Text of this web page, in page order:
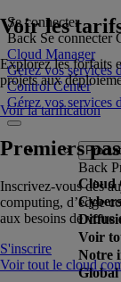
Se connecter
Back Se connecter
Cloud Manager
Gérez vos services
Control Center
Gérez vos services
Back
Cloud
Voir
Notre
Global
Voir les
Explorez les forfaits
projets aux
Voir la tarification
Premiers
Inscrivez-vous dès
computing, d’edge
aux besoins de votre
S'inscrire
Voir tout le cloud